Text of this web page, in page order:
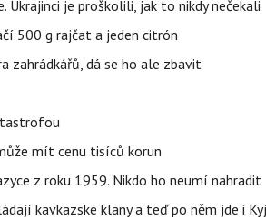
je proškolili, jak to nikdy nečekali
500 g rajčat a jeden citrón
zahrádkářů, dá se ho ale zbavit
mít cenu tisíců korun
z roku 1959. Nikdo ho neumí nahradit
kavkazské klany a teď po něm jde i